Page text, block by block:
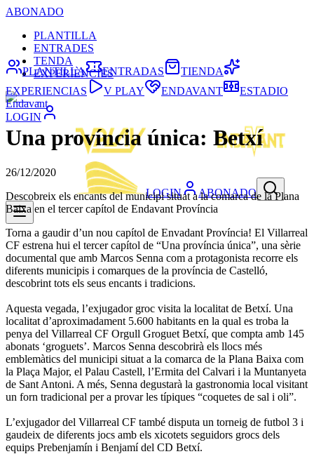
ABONADO
PLANTILLA
ENTRADES
TENDA
EXPERIÈNCIES
LOGIN
LOGIN ABONADO
PLANTILLA ENTRADAS
TIENDA
EXPERIENCIAS
V PLAY ENDAVANT
ESTADIO
Endavant
Una província única: Betxí
26/12/2020
Descobreix els encants del municipi situat a la comarca de la Plana
Baixa en el tercer capítol de Endavant Província
Torna a gaudir d’un nou capítol de Envadant Província! El Villarreal
CF estrena hui el tercer capítol de “Una província única”, una sèrie
documental que amb Marcos Senna com a protagonista recorre els
diferents municipis i comarques de la província de Castelló,
descobrint tots els seus encants i tradicions.
Aquesta vegada, l’exjugador groc visita la localitat de Betxí. Una
localitat d’aproximadament 5.600 habitants en la qual es troba la
penya del Villarreal CF Orgull Groguet Betxí, que compta amb 145
abonats ‘groguets’. Marcos Senna descobrirà els llocs més
emblemàtics del municipi situat a la comarca de la Plana Baixa com
la Plaça Major, el Palau Castell, l’Ermita del Calvari i la Muntanyeta
de Sant Antoni. A més, Senna degustarà la gastronomia local visitant
un forn tradicional per a provar les típiques “coquetes de sal i oli”.
L’exjugador del Villarreal CF també disputa un torneig de futbol 3 i
gaudeix de diferents jocs amb els xicotets seguidors grocs dels
equips Prebenjamín i Benjamí del CD Betxí.